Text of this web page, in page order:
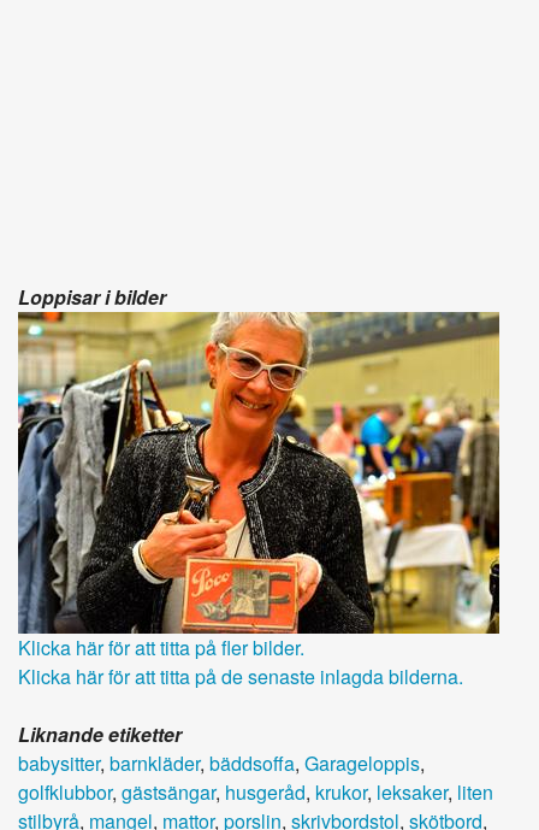
Loppisar i bilder
Klicka här för att titta på fler bilder.
Klicka här för att titta på de senaste inlagda bilderna.
Liknande etiketter
babysitter, barnkläder, bäddsoffa, Garageloppis,
golfklubbor, gästsängar, husgeråd, krukor, leksaker, liten
stilbyrå, mangel, mattor, porslin, skrivbordstol, skötbord,